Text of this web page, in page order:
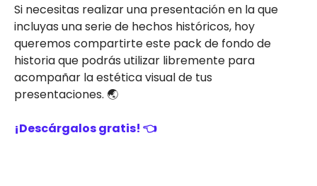
Si necesitas realizar una presentación en la que
incluyas una serie de hechos históricos, hoy
queremos compartirte este pack de fondo de
historia que podrás utilizar libremente para
acompañar la estética visual de tus
presentaciones. 🌏
¡Descárgalos gratis! 👈